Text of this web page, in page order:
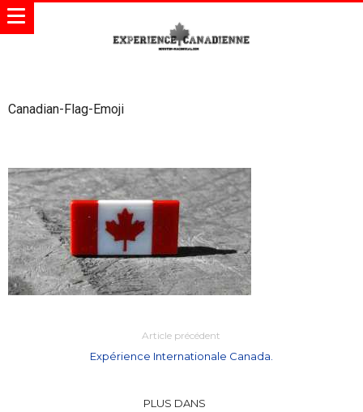
Canadian-Flag-Emoji
Article précédent
Expérience Internationale Canada.
PLUS DANS